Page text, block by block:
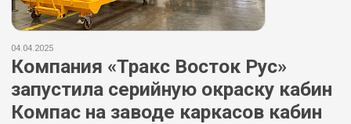
04.04.2025
Компания «Тракс Восток Рус»
запустила серийную окраску кабин
Компас на заводе каркасов кабин